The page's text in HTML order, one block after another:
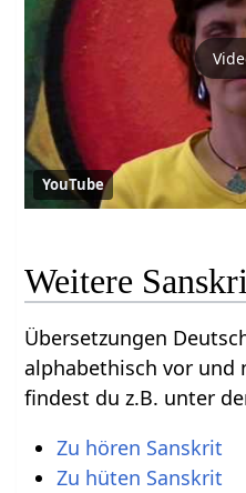
YouTube
Weitere
Übersetzungen
alphabethisch vor und
findest du z.B. unter
Zu hören Sanskrit
Zu hüten Sanskrit